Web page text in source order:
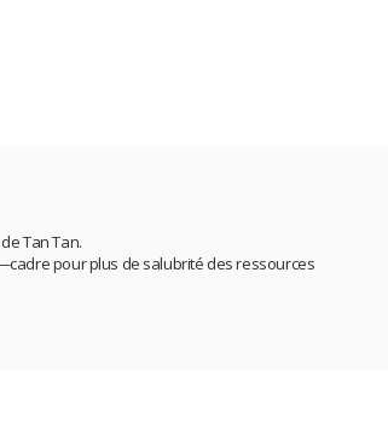
Tan Tan.
pour plus de salubrité des ressources